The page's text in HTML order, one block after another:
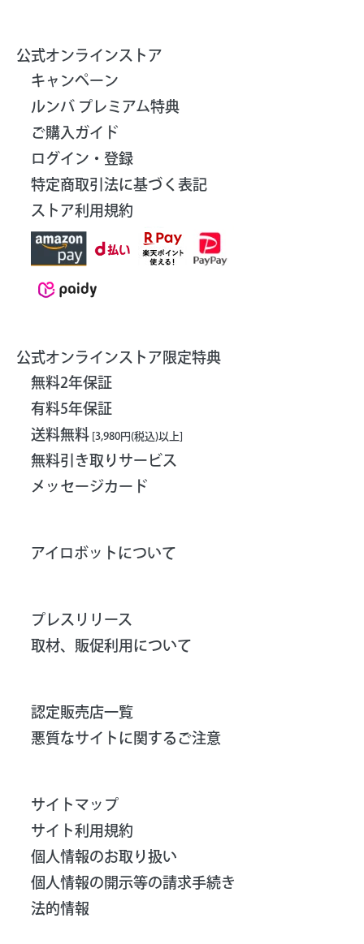
公式オンラインストア
キャンペーン
ルンバ プレミアム特典
ご購入ガイド
ログイン・登録
特定商取引法に基づく表記
ストア利用規約
公式オンラインストア限定特典
無料2年保証
有料5年保証
送料無料 [3,980円(税込)以上]
無料引き取りサービス
メッセージカード
アイロボットについて
プレスリリース
取材、販促利用について
認定販売店一覧
悪質なサイトに関するご注意
サイトマップ
サイト利用規約
個人情報のお取り扱い
個人情報の開示等の請求手続き
法的情報